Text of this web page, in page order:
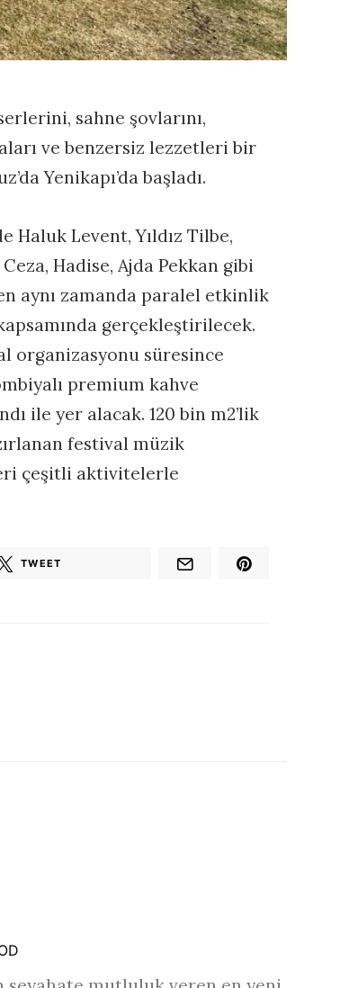
sahne şovlarını,
ve benzersiz lezzetleri bir
Yenikapı’da başladı.
Haluk Levent, Yıldız Tilbe,
Hadise, Ajda Pekkan gibi
aynı zamanda paralel etkinlik
gerçekleştirilecek.
organizasyonu süresince
premium kahve
ile yer alacak. 120 bin m2’lik
festival müzik
çeşitli aktivitelerle
TWEET